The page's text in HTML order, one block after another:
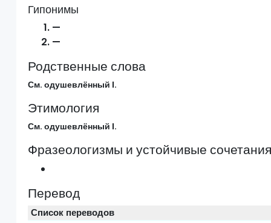
Гипонимы
—
—
Родственные слова
См. одушевлённый I.
Этимология
См. одушевлённый I.
Фразеологизмы и устойчивые
Перевод
Список переводов